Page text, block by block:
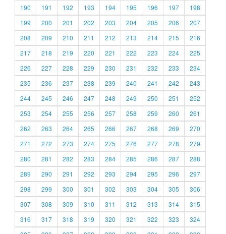
190
191 192 193 194 195 196 197
198
199
200 201 202 203 204 205 206
207
208
209 210 211 212 213 214 215
216
217
218 219 220 221 222 223 224
225
226
227 228 229 230 231 232 233
234
235
236 237 238 239 240 241 242
243
244
245 246 247 248 249 250 251
252
253
254 255 256 257 258 259 260
261
262
263 264 265 266 267 268 269
270
271
272 273 274 275 276 277 278
279
280
281 282 283 284 285 286 287
288
289
290 291 292 293 294 295 296
297
298
299 300 301 302 303 304 305
306
307
308 309 310 311 312 313 314
315
316
317 318 319 320 321 322 323
324